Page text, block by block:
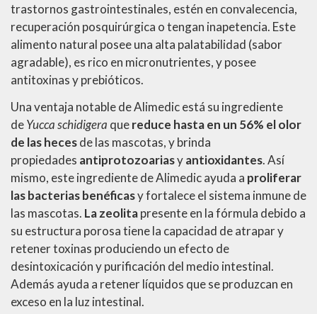
trastornos gastrointestinales, estén en convalecencia,
recuperación posquirúrgica o tengan inapetencia. Este
alimento natural posee una alta palatabilidad (sabor
agradable), es rico en micronutrientes, y posee
antitoxinas y prebióticos.
Una ventaja notable de Alimedic está su ingrediente
deYucca schidigera quereduce hasta en un 56% el olor
de las hecesde las mascotas, y brinda
propiedades antiprotozoariasyantioxidantes. Así
mismo, este ingrediente de Alimedic ayuda a proliferar
las bacterias benéficasy fortalece el sistema inmune de
las mascotas. La zeolitapresente en la fórmula debido a
su estructura porosa tiene la capacidad de atrapar y
retener toxinas produciendo un efecto de
desintoxicación y purificación del medio intestinal.
Además ayuda a retener líquidos que se produzcan en
exceso en la luz intestinal.